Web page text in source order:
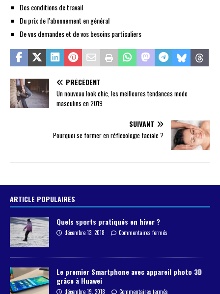
Des conditions de travail
Du prix de l’abonnement en général
De vos demandes et de vos besoins particuliers
PRÉCÉDENT
Un nouveau look chic, les meilleures tendances mode
masculins en 2019
SUIVANT
Pourquoi se former en réflexologie faciale ?
ARTICLE POPULAIRES
Quels sports pratiqués en hiver ?
décembre 13, 2018 Commentaires fermés
Le premier Smartphone avec appareil photo 3D
grâce à Huawei
décembre 19, 2018 Commentaires fermés